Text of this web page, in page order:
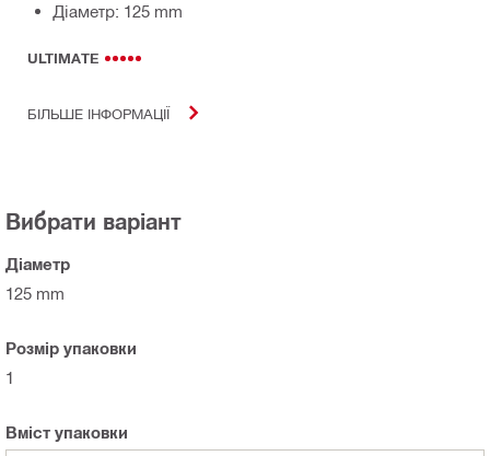
Діаметр: 125 mm
ULTIMATE
БІЛЬШЕ ІНФОРМАЦІЇ
Вибрати варіант
Діаметр
125 mm
Розмір упаковки
1
Вміст упаковки